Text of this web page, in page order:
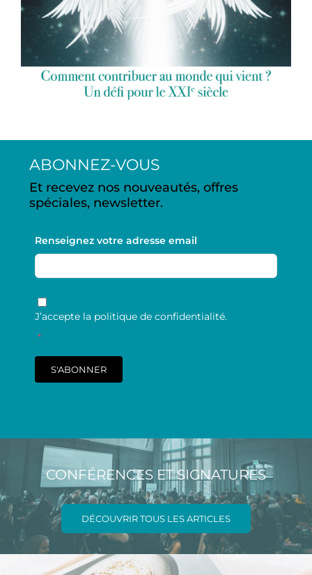
Quéro – 3 avril 2022 –
Bazas – 14h30
ABONNEZ-VOUS
Et recevez nos nouveautés, offres
spéciales, newsletter.
Renseignez votre adresse email
RGPD
J’accepte la politique de confidentialité.
*
S'ABONNER
CONFÉRENCES ET SIGNATURES
DÉCOUVRIR TOUS LES ARTICLES